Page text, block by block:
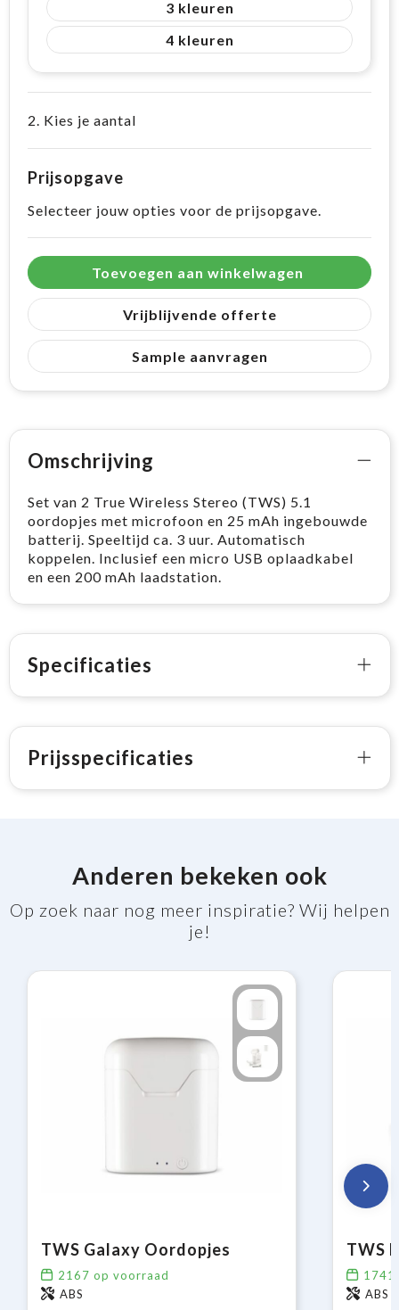
3
4
2. Kies je aantal
Prijsopgave
Selecteer jouw opties voor de prijsopgave.
Toevoegen aan winkelwagen
Vrijblijvende offerte
Sample aanvragen
Omschrijving
Set van 2 True Wireless Stereo (TWS) 5.1
oordopjes met microfoon en 25 mAh ingebouwde
batterij. Speeltijd ca. 3 uur. Automatisch
koppelen. Inclusief een micro USB oplaadkabel
en een 200 mAh laadstation.
Specificaties
Prijsspecificaties
Anderen bekeken ook
Op zoek naar nog meer inspiratie? Wij helpen
je!
TWS Galaxy Oordopjes
2167 op voorraad
ABS
TWS
1741
ABS